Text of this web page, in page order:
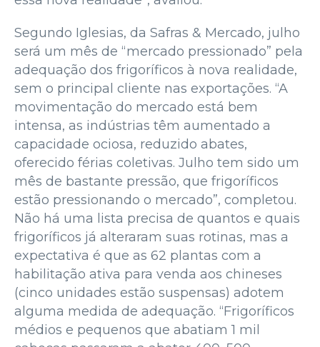
Segundo Iglesias, da Safras & Mercado, julho
será um mês de “mercado pressionado” pela
adequação dos frigoríficos à nova realidade,
sem o principal cliente nas exportações. “A
movimentação do mercado está bem
intensa, as indústrias têm aumentado a
capacidade ociosa, reduzido abates,
oferecido férias coletivas. Julho tem sido um
mês de bastante pressão, que frigoríficos
estão pressionando o mercado”, completou.
Não há uma lista precisa de quantos e quais
frigoríficos já alteraram suas rotinas, mas a
expectativa é que as 62 plantas com a
habilitação ativa para venda aos chineses
(cinco unidades estão suspensas) adotem
alguma medida de adequação. “Frigoríficos
médios e pequenos que abatiam 1 mil